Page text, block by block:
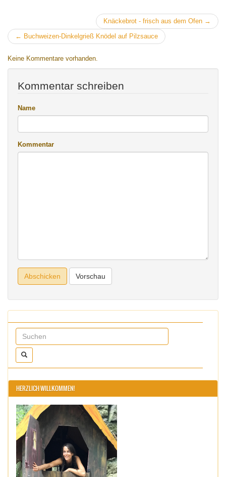
Knäckebrot - frisch aus dem Ofen →
← Buchweizen-Dinkelgrieß Knödel auf Pilzsauce
Keine Kommentare vorhanden.
Kommentar schreiben
Name
Kommentar
HERZLICH WILLKOMMEN!